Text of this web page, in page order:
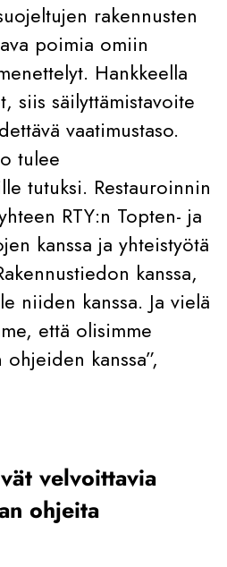
rakennusten
poimia omiin
Hankkeella
siis säilyttämistavoite
vaatimustaso.
tulee
tutuksi. Restauroinnin
RTY:n Topten- ja
kanssa ja yhteistyötä
kanssa,
niiden kanssa. Ja vielä
että olisimme
kanssa”,
velvoittavia
ohjeita